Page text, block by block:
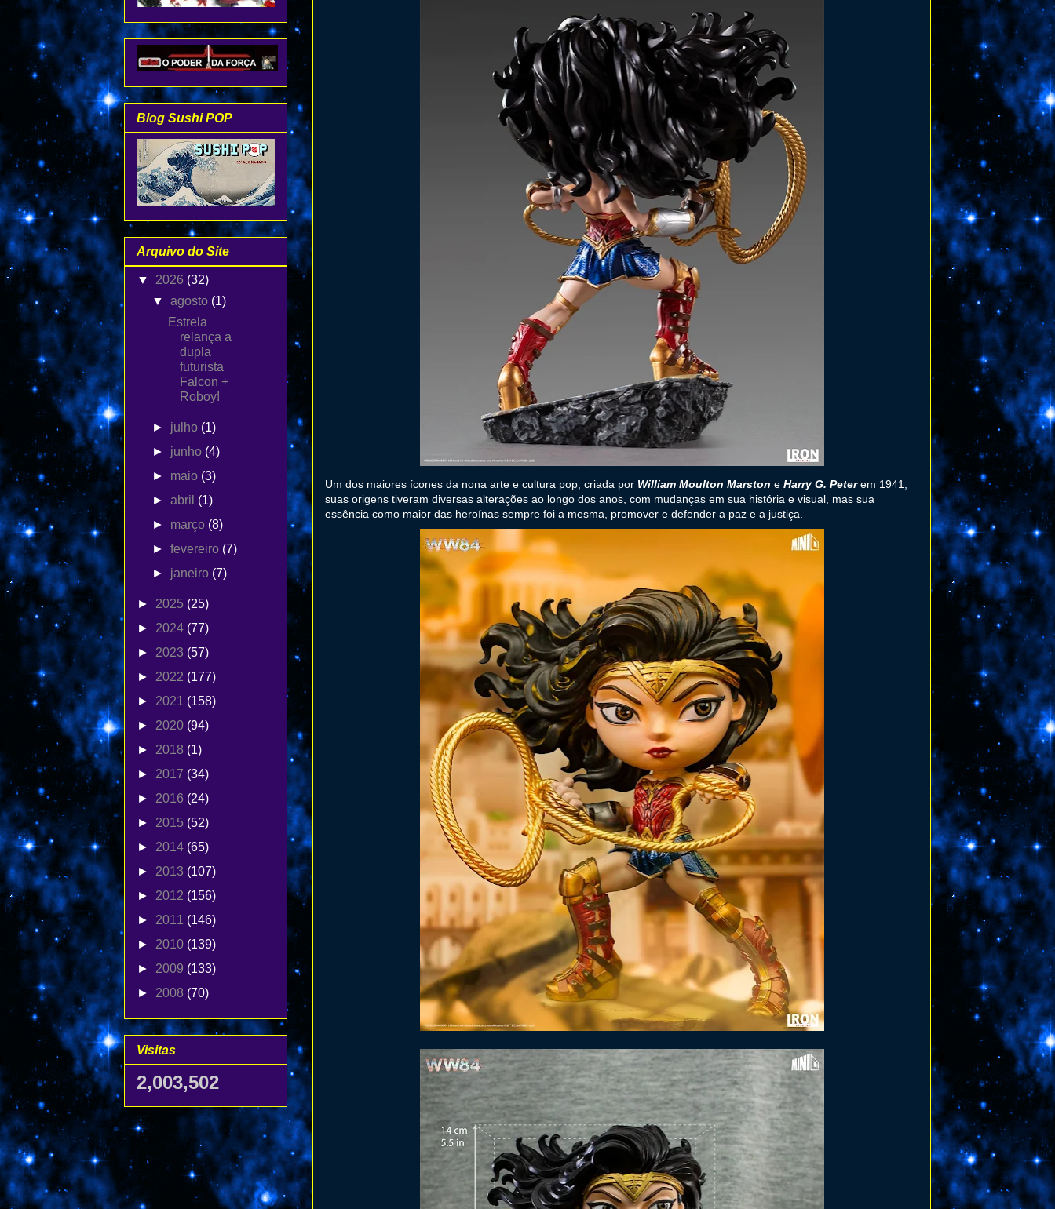
Um dos maiores ícones da nona arte e cultura pop, criada por William Moulton Marston e Harry G. Peterem 1941,
suas origens tiveram diversas alterações ao longo dos anos, com mudanças em sua história e visual, mas sua
essência como maior das heroínas sempre foi a mesma, promover e defender a paz e a justiça.
Blog Sushi POP
Arquivo do Site
▼ 2026 (32)
▼agosto (1)
Estrela
relança a
dupla
futurista
Falcon +
Roboy!
► julho (1)
► junho (4)
► maio (3)
►abril (1)
► março (8)
►fevereiro (7)
► janeiro (7)
► 2025 (25)
► 2024 (77)
► 2023 (57)
► 2022 (177)
► 2021 (158)
► 2020 (94)
► 2018 (1)
► 2017 (34)
► 2016 (24)
► 2015 (52)
► 2014 (65)
► 2013 (107)
► 2012 (156)
► 2011 (146)
► 2010 (139)
► 2009 (133)
► 2008 (70)
Visitas
2,003,502